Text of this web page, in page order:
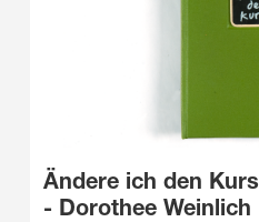
Ändere ich den Kurs
- Dorothee Weinlich